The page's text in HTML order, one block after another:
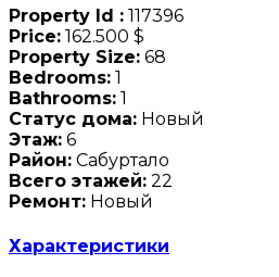
Property Id : 117396
Price: 162.500 $
Property Size: 68
Bedrooms: 1
Bathrooms: 1
Статус дома: Новый
Этаж: 6
Район: Сабуртало
Всего этажей: 22
Ремонт: Новый
Характеристики